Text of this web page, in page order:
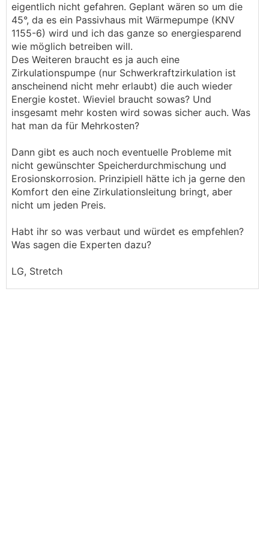
eigentlich nicht gefahren. Geplant wären so um die
45°, da es ein Passivhaus mit Wärmepumpe (KNV
1155-6) wird und ich das ganze so energiesparend
wie möglich betreiben will.
Des Weiteren braucht es ja auch eine
Zirkulationspumpe (nur Schwerkraftzirkulation ist
anscheinend nicht mehr erlaubt) die auch wieder
Energie kostet. Wieviel braucht sowas? Und
insgesamt mehr kosten wird sowas sicher auch. Was
hat man da für Mehrkosten?
Dann gibt es auch noch eventuelle Probleme mit
nicht gewünschter Speicherdurchmischung und
Erosionskorrosion. Prinzipiell hätte ich ja gerne den
Komfort den eine Zirkulationsleitung bringt, aber
nicht um jeden Preis.
Habt ihr so was verbaut und würdet es empfehlen?
Was sagen die Experten dazu?
LG, Stretch